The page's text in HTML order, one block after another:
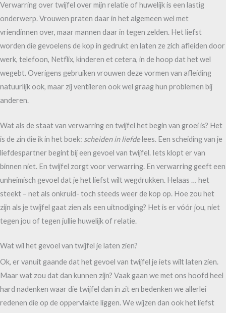
Verwarring over twijfel over mijn relatie of huwelijk is een lastig
onderwerp. Vrouwen praten daar in het algemeen wel met
vriendinnen over, maar mannen daar in tegen zelden. Het liefst
worden die gevoelens de kop in gedrukt en laten ze zich afleiden door
werk, telefoon, Netflix, kinderen et cetera, in de hoop dat het wel
wegebt. Overigens gebruiken vrouwen deze vormen van afleiding
natuurlijk ook, maar zij ventileren ook wel graag hun problemen bij
anderen.
Wat als de staat van verwarring en twijfel het begin van groei is? Het
is de zin die ik in het boek: scheiden in liefdelees. Een scheiding van je
liefdespartner begint bij een gevoel van twijfel. Iets klopt er van
binnen niet. En twijfel zorgt voor verwarring. En verwarring geeft een
unheimisch gevoel dat je het liefst wilt wegdrukken. Helaas … het
steekt – net als onkruid- toch steeds weer de kop op. Hoe zou het
zijn als je twijfel gaat zien als een uitnodiging? Het is er vóór jou, niet
tegen jou of tegen jullie huwelijk of relatie.
Wat wil het gevoel van twijfel je laten zien?
Ok, er vanuit gaande dat het gevoel van twijfel je iets wilt laten zien.
Maar wat zou dat dan kunnen zijn? Vaak gaan we met ons hoofd heel
hard nadenken waar die twijfel dan in zit en bedenken we allerlei
redenen die op de oppervlakte liggen. We wijzen dan ook het liefst